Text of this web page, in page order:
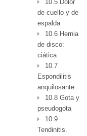
10.5 Dolor
de cuello y de
espalda
10.6 Hernia
de disco:
ciática
10.7
Espondilitis
anquilosante
10.8 Gota y
pseudogota
10.9
Tendinitis.